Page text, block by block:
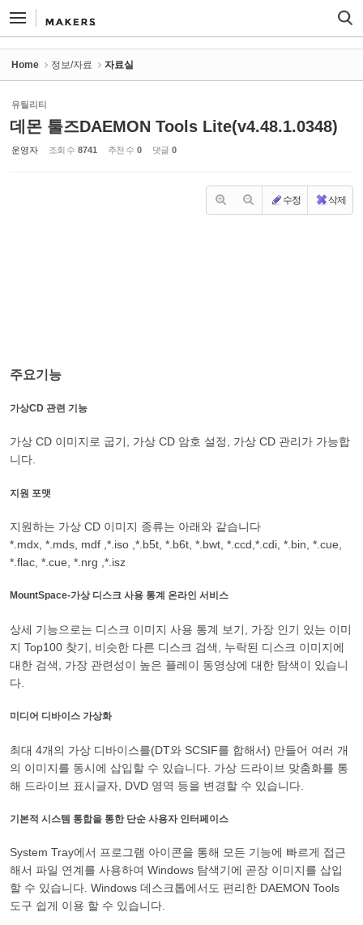
Home 정보/자료 자료실
유틸리티
데몬 툴즈DAEMON Tools Lite(v4.48.1.0348)
운영자 조회 수 8741 추천 수 0 댓글 0
수정 삭제
주요기능
가상CD 관련 기능
가상 CD 이미지로 굽기, 가상 CD 암호 설정, 가상 CD 관리가 가능합
니다.
지원 포맷
지원하는 가상 CD 이미지 종류는 아래와 같습니다
*.mdx, *.mds, mdf ,*.iso ,*.b5t, *.b6t, *.bwt, *.ccd,*.cdi, *.bin, *.cue,
*.flac, *.cue, *.nrg ,*.isz
MountSpace-가상 디스크 사용 통계 온라인 서비스
상세 기능으로는 디스크 이미지 사용 통계 보기, 가장 인기 있는 이미
지 Top100 찾기, 비슷한 다른 디스크 검색, 누락된 디스크 이미지에
대한 검색, 가장 관련성이 높은 플레이 동영상에 대한 탐색이 있습니
다.
미디어 디바이스 가상화
최대 4개의 가상 디바이스를(DT와 SCSIF를 합해서) 만들어 여러 개
의 이미지를 동시에 삽입할 수 있습니다. 가상 드라이브 맞춤화를 통
해 드라이브 표시글자, DVD 영역 등을 변경할 수 있습니다.
기본적 시스템 통합을 통한 단순 사용자 인터페이스
System Tray에서 프로그램 아이콘을 통해 모든 기능에 빠르게 접근
해서 파일 연계를 사용하여 Windows 탐색기에 곧장 이미지를 삽입
할 수 있습니다. Windows 데스크톱에서도 편리한 DAEMON Tools
도구 쉽게 이용 할 수 있습니다.